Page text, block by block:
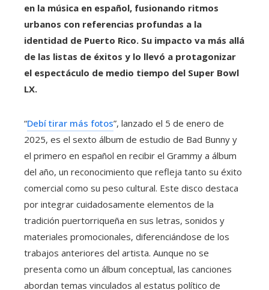
en la música en español, fusionando ritmos
urbanos con referencias profundas a la
identidad de Puerto Rico. Su impacto va más allá
de las listas de éxitos y lo llevó a protagonizar
el espectáculo de medio tiempo del Super Bowl
LX.
“Debí tirar más fotos”, lanzado el 5 de enero de
2025, es el sexto álbum de estudio de Bad Bunny y
el primero en español en recibir el Grammy a álbum
del año, un reconocimiento que refleja tanto su éxito
comercial como su peso cultural. Este disco destaca
por integrar cuidadosamente elementos de la
tradición puertorriqueña en sus letras, sonidos y
materiales promocionales, diferenciándose de los
trabajos anteriores del artista. Aunque no se
presenta como un álbum conceptual, las canciones
abordan temas vinculados al estatus político de